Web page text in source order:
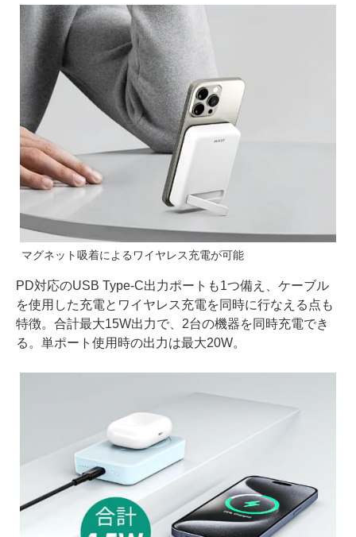
マグネット吸着によるワイヤレス充電が可能
PD対応のUSB Type-C出力ポートも1つ備え、ケーブル
を使用した充電とワイヤレス充電を同時に行なえる点も
特徴。合計最大15W出力で、2台の機器を同時充電でき
る。単ポート使用時の出力は最大20W。